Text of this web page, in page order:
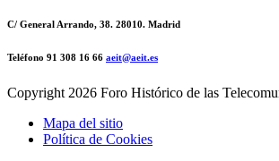
C/ General Arrando, 38. 28010. Madrid
Teléfono 91 308 16 66 aeit@aeit.es
Copyright2026 Foro Histórico de las
Mapa del sitio
Política de Cookies